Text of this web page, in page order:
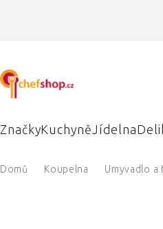
ZnačkyKuchyněJídelna
Domů Koupelna Umyvadlo a